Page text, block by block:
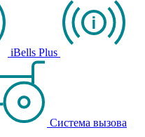
iBells Plus
Система вызова